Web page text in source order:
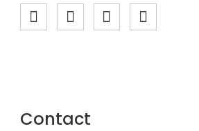
Contact